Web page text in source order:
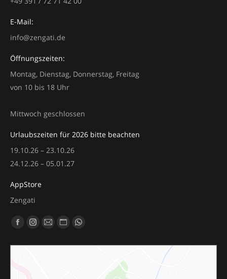
E-Mail:
info@zengati.de
Öffnungszeiten:
Montag, Dienstag, Donnerstag, Freitag
von 10 bis 18 Uhr
Mittwoch geschlossen
Urlaubszeiten für 2026 bitte beachten
19.10.26 – 23.10.26
24.12.26 – 05.01.27
AppStore
Zengati
Finden Sie uns auf:
Facebook
in
Instagram
E-
WebsiteWhatsapp